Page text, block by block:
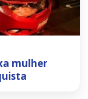
mulher